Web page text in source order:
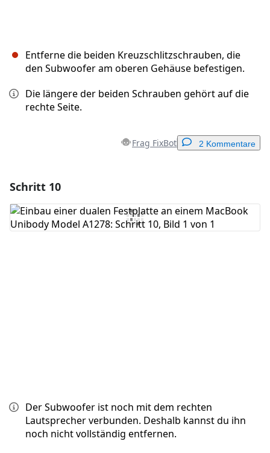
Entferne die beiden Kreuzschlitzschrauben, die
den Subwoofer am oberen Gehäuse befestigen.
Die längere der beiden Schrauben gehört auf die
rechte Seite.
Frag FixBot 2 Kommentare
Kommentar hinzufügen
Schritt 10
Der Subwoofer ist noch mit dem rechten
Lautsprecher verbunden. Deshalb kannst du ihn
noch nicht vollständig entfernen.